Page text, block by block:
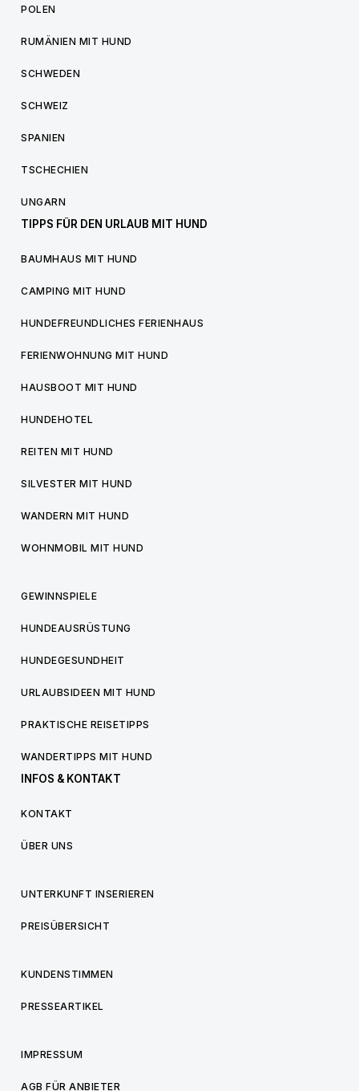
POLEN
RUMÄNIEN MIT HUND
SCHWEDEN
SCHWEIZ
SPANIEN
TSCHECHIEN
UNGARN
TIPPS FÜR DEN URLAUB MIT HUND
BAUMHAUS MIT HUND
CAMPING MIT HUND
HUNDEFREUNDLICHES FERIENHAUS
FERIENWOHNUNG MIT HUND
HAUSBOOT MIT HUND
HUNDEHOTEL
REITEN MIT HUND
SILVESTER MIT HUND
WANDERN MIT HUND
WOHNMOBIL MIT HUND
GEWINNSPIELE
HUNDEAUSRÜSTUNG
HUNDEGESUNDHEIT
URLAUBSIDEEN MIT HUND
PRAKTISCHE REISETIPPS
WANDERTIPPS MIT HUND
INFOS & KONTAKT
KONTAKT
ÜBER UNS
UNTERKUNFT INSERIEREN
PREISÜBERSICHT
KUNDENSTIMMEN
PRESSEARTIKEL
IMPRESSUM
AGB FÜR ANBIETER